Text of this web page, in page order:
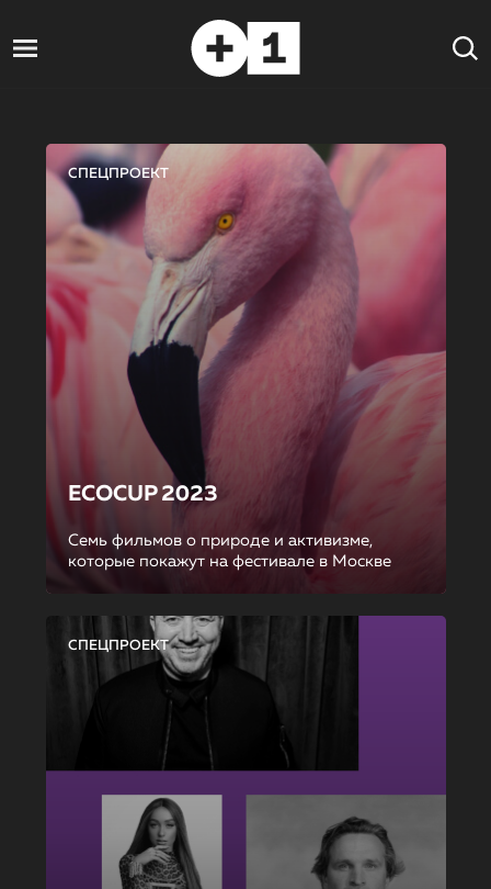
СПЕЦПРОЕКТ
ECOCUP 2023
Семь фильмов о природе и активизме,
которые покажут на фестивале в Москве
СПЕЦПРОЕКТ